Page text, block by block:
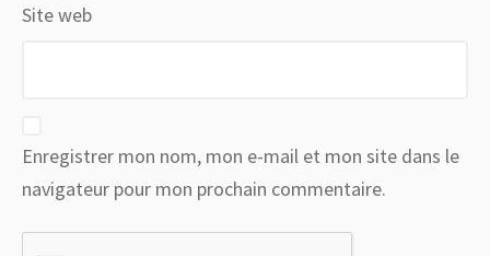
Site web
Enregistrer mon nom, mon e-mail et mon site dans le
navigateur pour mon prochain commentaire.